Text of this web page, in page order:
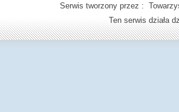
Serwis tworzony przez :
Ten serwis działa